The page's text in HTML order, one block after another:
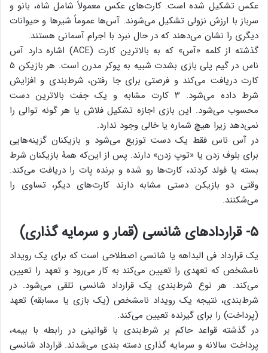
عکس تشکیل شده است. کارت‌های عکس معمولاً شامل شاه، بانو و
سرباز با ارزش نزولی تشکیل می‌شوند. آس‌ها عموماً شیرها و حیوانات
دیگری را نشان می‌دهند که در حال نبرد با اجرام آسمانی هستند.
گذشته از کلمه «آس» که به بالاترین کارت (ACE) اشاره دارد آس
ناس در گیم پلی بازی بشدت شبیه به پوکر مدرن است. هر بازیکن ۵
کارت دریافت می‌کند و فرصتی برای جا رفتن، شرط‌بندی و افزایش
شرط داده می‌شود. ۳ کارت مشابه و یک جفت بالاترین دست
محسوب می‌شود. این بازی اجازه تشکیل فلاش یا هر گونه توالی را
نمی‌دهد زیرا هیچ شماره یا خالی وجود ندارد.
در آس ناس فقط یک دست توزیع می‌شود و بازیکنان گزینه‌هایی
برای بلوف زدن یا «توپ زدن» دارند. پس از این‌که همۀ بازیکنان شرط
بسته یا فولد کردند، کارت‌ها رو شده و برنده پات را دریافت می‌کند.
وقتی دو بازیکن دستی مشابه دارند کارت‌های دیگر، تساوی را
می‌شکنند.
۵- قراردادهای شانسی (قمار و سرمایه گذاری)
یک قرارداد فی البداهه یا شانسی اصطلاحی است که برای یک رویداد
نامشخص که تعهدی را تعیین می‌کند به کار می‌رود و تعهد را تعیین
می‌کند. هر نوع شرط‌بندی یک قرارداد شانسی تلقی می‌شود. در
شرط‌بندی، نتیجه یک رویداد نامشخص (یک بازی یا مسابقه) تعهد
(پرداخت) را برای گیرنده تعیین می‌کند.
در گذشته قواعد حاکم بر شرط‌بندی با قوانینی در رابطه با بیمه،
پرداخت سالانه و سرمایه گذاری دسته بندی می‌شدند. قرارداد شانسی